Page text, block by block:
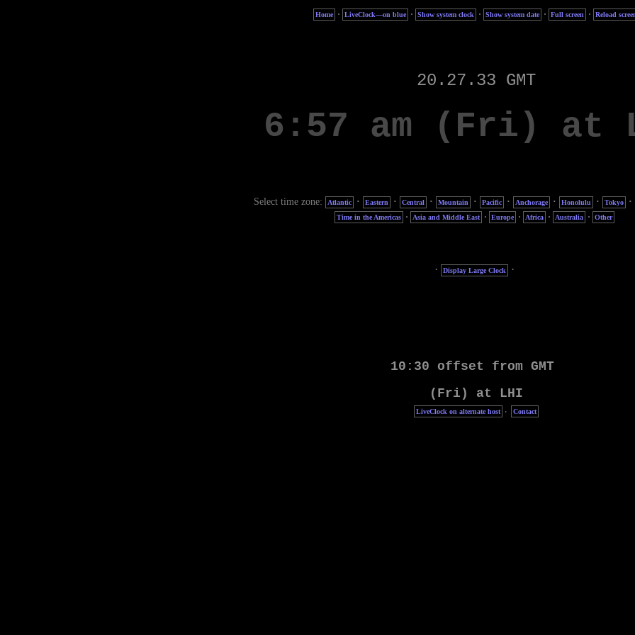
Home · LiveClock—on blue · Show system clock · Show system date · Full screen · Reload
Select time zone: Atlantic · Eastern · Central · Mountain · Pacific · Anchorage · Honolulu · Tokyo ·
Time in the Americas
· Asia and Middle East · Europe · Africa · Australia · Other
· Display Large Clock ·
LiveClock on alternate host · Contact